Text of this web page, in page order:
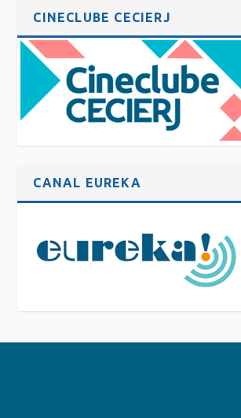
CINECLUBE CECIERJ
CANAL EUREKA